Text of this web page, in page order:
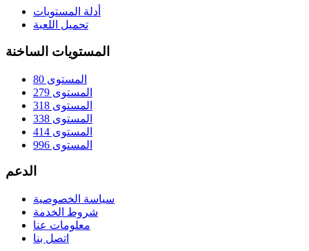
أدلة المستويات
تحميل اللعبة
المستويات الساخنة
المستوى 80
المستوى 279
المستوى 318
المستوى 338
المستوى 414
المستوى 996
الدعم
سياسة الخصوصية
شروط الخدمة
معلومات عنا
اتصل بنا